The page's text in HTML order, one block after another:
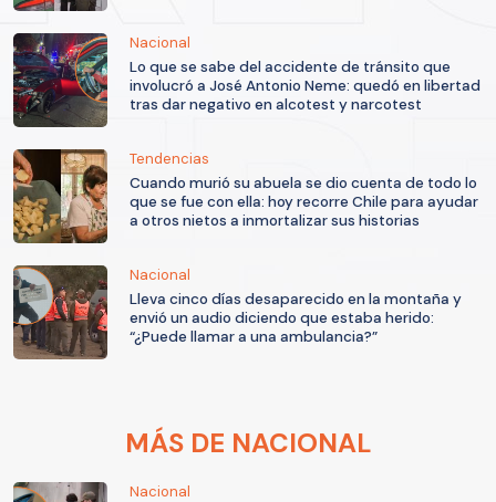
Nacional
Lo que se sabe del accidente de tránsito que
involucró a José Antonio Neme: quedó en libertad
tras dar negativo en alcotest y narcotest
Tendencias
Cuando murió su abuela se dio cuenta de todo lo
que se fue con ella: hoy recorre Chile para ayudar
a otros nietos a inmortalizar sus historias
Nacional
Lleva cinco días desaparecido en la montaña y
envió un audio diciendo que estaba herido:
“¿Puede llamar a una ambulancia?”
MÁS DE NACIONAL
Nacional